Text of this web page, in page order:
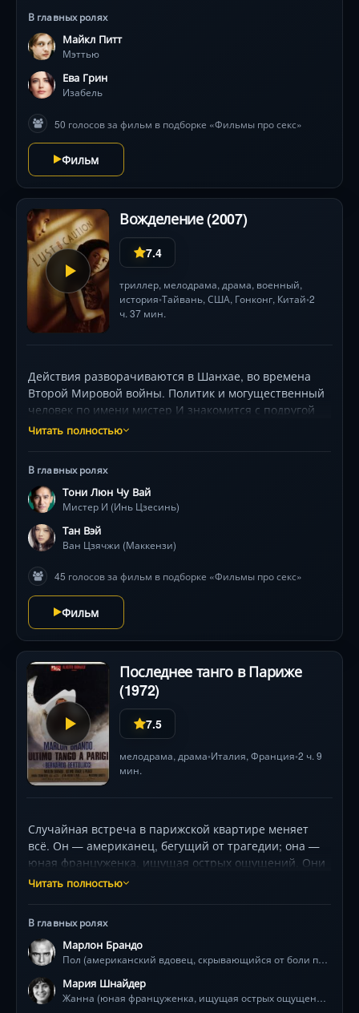
В главных ролях
Майкл Питт
Мэттью
Ева Грин
Изабель
50 голосов за фильм в подборке «Фильмы про секс»
Фильм
Вожделение (2007)
7.4
триллер, мелодрама, драма, военный,
история•Тайвань, США, Гонконг, Китай•2
ч. 37 мин.
Действия разворачиваются в Шанхае, во времена
Второй Мировой войны. Политик и могущественный
человек по имени мистер И знакомится с подругой
своей жены. У них начинает бурный роман, который
главные герои фильма прекратить свою связь и
заглушить безумное влечение друг к другу?
Читать полностью
В главных ролях
Тони Люн Чу Вай
Мистер И (Инь Цзесинь)
Тан Вэй
Ван Цзячжи (Маккензи)
45 голосов за фильм в подборке «Фильмы про секс»
Фильм
Последнее танго в Париже
(1972)
7.5
мелодрама, драма•Италия, Франция•2 ч. 9
мин.
Случайная встреча в парижской квартире меняет
всё. Он — американец, бегущий от трагедии; она —
юная француженка, ищущая острых ощущений. Они
договариваются о безымянном романе, где
заходит их опасная игра, тем сильнее рвётся грань
между животным инстинктом и человеческой тоской.
Викторио Стораро снимает Париж в тревожных тонах
Фрэнсиса Бэкона, а Марлон Брандо и Мария
Шнайдер создают одно из самых провокационных
Читать полностью
В главных ролях
Марлон Брандо
Пол (американский вдовец, скрывающийся от боли прошлого)
Мария Шнайдер
Жанна (юная француженка, ищущая острых ощущений и втянутая в разрушительную связь)